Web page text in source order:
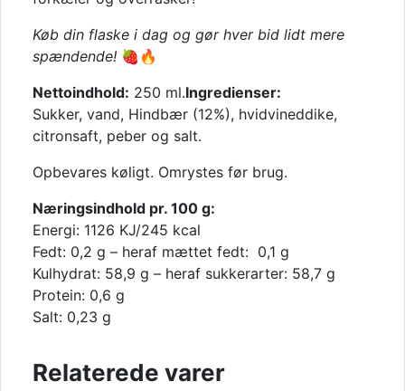
Køb din flaske i dag og gør hver bid lidt mere
spændende! 🍓🔥
Nettoindhold: 250 ml.Ingredienser:
Sukker, vand, Hindbær (12%), hvidvineddike,
citronsaft, peber og salt.
Opbevares køligt. Omrystes før brug.
Næringsindhold pr. 100 g:
Energi: 1126 KJ/245 kcal
Fedt: 0,2 g – heraf mættet fedt: 0,1 g
Kulhydrat: 58,9 g – heraf sukkerarter: 58,7 g
Protein: 0,6 g
Salt: 0,23 g
Relaterede varer